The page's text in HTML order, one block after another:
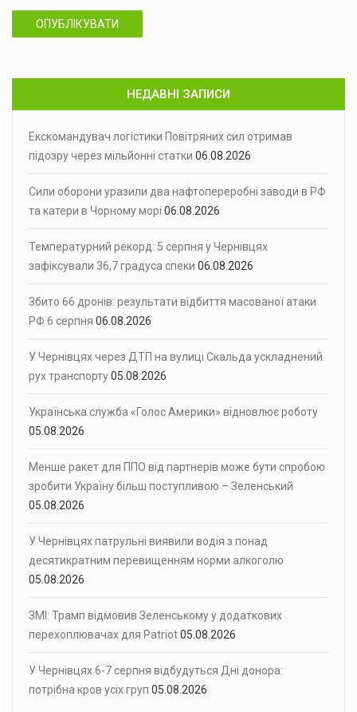
ОПУБЛІКУВАТИ
НЕДАВНІ ЗАПИСИ
Екскомандувач логістики Повітряних сил отримав
підозру через мільйонні статки 06.08.2026
Сили оборони уразили два нафтопереробні заводи в РФ
та катери в Чорному морі 06.08.2026
Температурний рекорд: 5 серпня у Чернівцях
зафіксували 36,7 градуса спеки 06.08.2026
Збито 66 дронів: результати відбиття масованої атаки
РФ 6 серпня 06.08.2026
У Чернівцях через ДТП на вулиці Скальда ускладнений
рух транспорту05.08.2026
Українська служба «Голос Америки» відновлює роботу
05.08.2026
Менше ракет для ППО від партнерів може бути спробою
зробити Україну більш поступливою – Зеленський
05.08.2026
У Чернівцях патрульні виявили водія з понад
десятикратним перевищенням норми алкоголю
05.08.2026
ЗМІ: Трамп відмовив Зеленському у додаткових
перехоплювачах для Patriot05.08.2026
У Чернівцях 6-7 серпня відбудуться Дні донора:
потрібна кров усіх груп 05.08.2026